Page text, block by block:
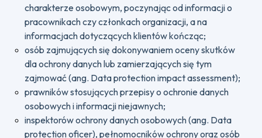
charakterze osobowym, poczynając od informacji o
pracownikach czy członkach organizacji, a na
informacjach dotyczących klientów kończąc;
osób zajmujących się dokonywaniem oceny skutków
dla ochrony danych lub zamierzających się tym
zajmować (ang. Data protection impact assessment);
prawników stosujących przepisy o ochronie danych
osobowych i informacji niejawnych;
inspektorów ochrony danych osobowych (ang. Data
protection oficer), pełnomocników ochrony oraz osób